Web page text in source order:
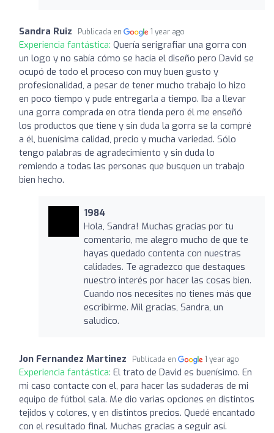
Sandra Ruiz Publicada en 1 year ago
Experiencia fantástica: Quería serigrafiar una gorra con
un logo y no sabía cómo se hacía el diseño pero David se
ocupó de todo el proceso con muy buen gusto y
profesionalidad, a pesar de tener mucho trabajo lo hizo
en poco tiempo y pude entregarla a tiempo. Iba a llevar
una gorra comprada en otra tienda pero él me enseñó
los productos que tiene y sin duda la gorra se la compré
a él, buenísima calidad, precio y mucha variedad. Sólo
tengo palabras de agradecimiento y sin duda lo
remiendo a todas las personas que busquen un trabajo
bien hecho.
1984
Hola, Sandra! Muchas gracias por tu
comentario, me alegro mucho de que te
hayas quedado contenta con nuestras
calidades. Te agradezco que destaques
nuestro interés por hacer las cosas bien.
Cuando nos necesites no tienes más que
escribirme. Mil gracias, Sandra, un
saludico.
Jon Fernandez Martinez Publicada en 1 year ago
Experiencia fantástica: El trato de David es buenísimo. En
mi caso contacte con el, para hacer las sudaderas de mi
equipo de fútbol sala. Me dio varias opciones en distintos
tejidos y colores, y en distintos precios. Quedé encantado
con el resultado final. Muchas gracias a seguir así.